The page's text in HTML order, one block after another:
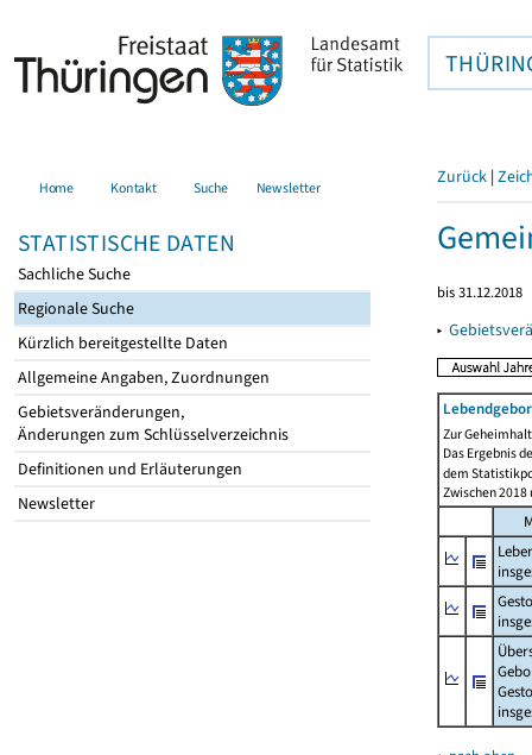
Home Kontakt Suche Newsletter
STATISTISCHE DATEN
Sachliche Suche
Regionale Suche
Kürzlich bereitgestellte Daten
Allgemeine Angaben, Zuordnungen
Gebietsveränderungen,
Änderungen zum Schlüsselverzeichnis
Definitionen und Erläuterungen
Newsletter
Zurück |
bis 31.12.2018
▸
Zur
Das Ergebnis
dem
Zwischen